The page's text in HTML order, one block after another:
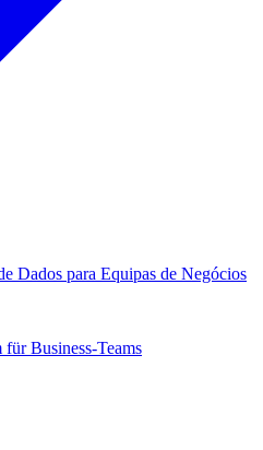
Dados para Equipas de Negócios
Business-Teams